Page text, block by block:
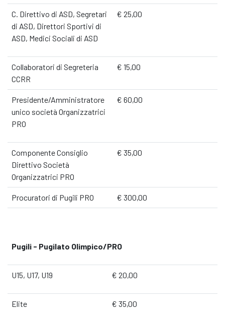
C. Direttivo di ASD, Segretari
di ASD, Direttori Sportivi di
ASD, Medici Sociali di ASD
€ 25,00
Collaboratori di Segreteria
CCRR
€ 15,00
Presidente/Amministratore
unico società Organizzatrici
PRO
€ 60,00
Componente Consiglio
Direttivo Società
Organizzatrici PRO
€ 35,00
Procuratori di Pugili PRO € 300,00
Pugili - Pugilato Olimpico/PRO
U15, U17, U19 € 20,00
Elite € 35,00